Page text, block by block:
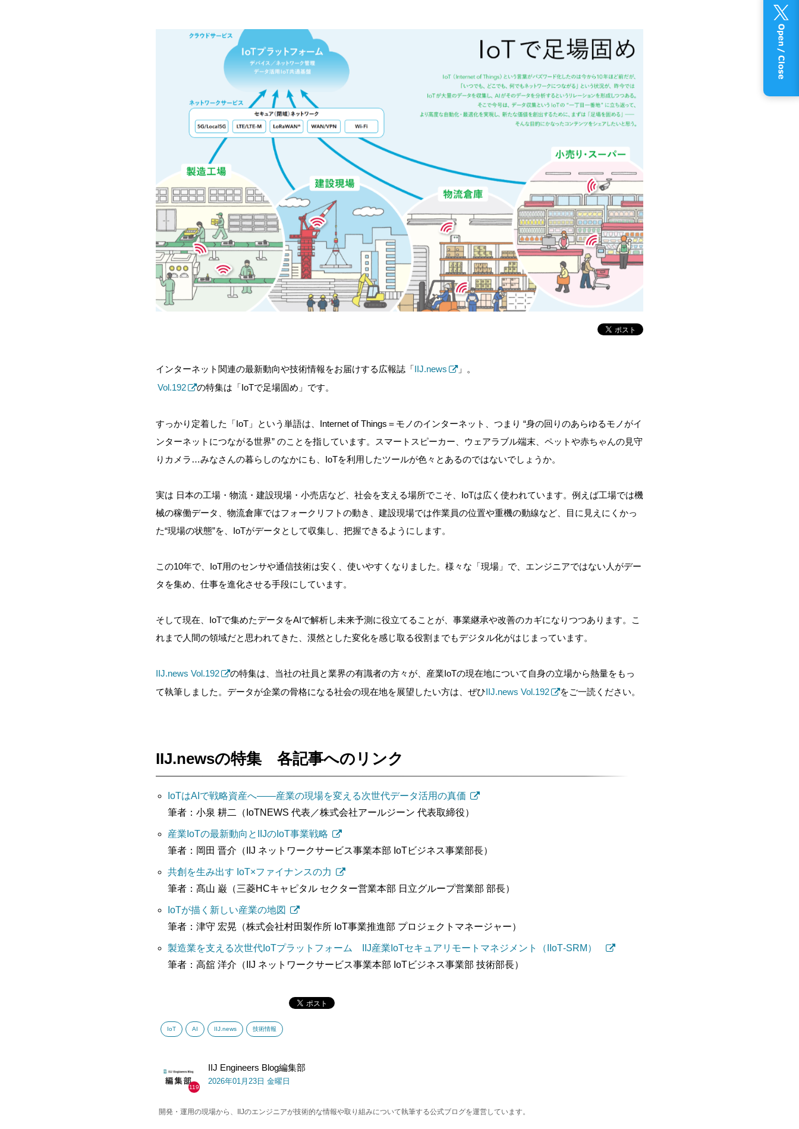
インターネット関連の最新動向や技術情報をお届けする広報誌「IIJ.news
」。
Vol.192 の特集は 「IoTで足場固め」です。
すっかり定着した「IoT」という 単語は、 Internet of Things＝モノのインターネット、つまり “身の回りのあらゆるモノがイ
ンターネットにつながる世界” のことを指しています。スマートスピーカー、ウェアラブル端末、ペットや赤ちゃんの見守
りカメラ…みなさんの暮らしのなかにも、IoTを利用したツールが色々とあるのではないでしょうか。
実は 日本の工場・物流・建設現場・小売店など、社会を支える場所でこそ、 IoTは広く使われています。例えば工場では機
械の稼働データ、物流倉庫ではフォークリフトの動き、建設現場では作業員の位置や重機の動線など、目に見えにくかっ
た“現場の状態”を 、IoTがデータとして収集し、把握できるようにします。
この10年で、IoT用のセンサや通信技術は安く
、使いやすくなりました。様々な「現場」で、エンジニアではない人がデー
タを集め、仕事を進化させる手段にしています。
そして現在、IoTで集めたデータをAIで解析し未来予測に役立てることが、事業継承や改善のカギになりつつあります。こ
れまで人間の領域だと思われてきた、漠然とした変化を感じ取る役割までもデジタル化がはじまっています。
IIJ.news Vol.192
の特集は、当社の社員と業界の有識者の方々が、産業IoTの現在地について自身の立場から熱量をもっ
て執筆しました。データが企業の骨格になる社会の現在地を展望したい方は、ぜひIIJ.news Vol.192 をご一読ください。
IIJ.newsの特集 各記事へのリンク
IoTはAIで戦略資産へ――産業の現場を変える次世代データ活用の真価
筆者：小泉 耕二（IoTNEWS 代表／株式会社アールジーン 代表取締役）
産業 IoTの最新動向とIIJのIoT事業戦略
筆者：岡田 晋介（IIJ ネットワークサービス事業本部 IoTビジネス事業部長）
共創を生み出す IoT×ファイナンスの力
筆者：髙山 巌（三菱HCキャピタル セクター営業本部 日立グループ営業部 部長）
IoTが描く新しい産業の地図
筆者：津守 宏晃（株式会社村田製作所 IoT事業推進部 プロジェクトマネージャー）
製造業を支える次世代 IoTプラットフォーム IIJ産業IoTセキュアリモートマネジメント（IIoT‑SRM ）
筆者：高舘 洋介（IIJ ネットワークサービス事業本部 IoTビジネス事業部 技術部長）
IoT AI IIJ.news 技術情報
119
IIJ Engineers Blog編集部
2026年01月23日 金曜日
開発・運用の現場から、IIJのエンジニアが技術的な情報や取り組みについて執筆する公式ブログを運営しています。